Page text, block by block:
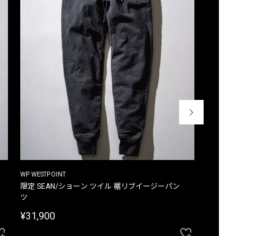
WP WESTPOINT
限定 SEAN/ショーン ツイル 裾リブイージーパン
ツ
¥31,900